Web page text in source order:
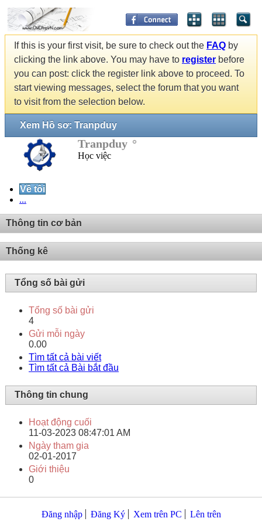
If this is your first visit, be sure to check out the FAQ by
clicking the link above. You may have to register before
you can post: click the register link above to proceed. To
start viewing messages, select the forum that you want
to visit from the selection below.
Xem Hồ sơ: Tranpduy
Tranpduy
Học việc
Về tôi
...
Thông tin cơ bản
Thống kê
Tổng số bài gửi
Tổng số bài gửi
4
Gửi mỗi ngày
0.00
Tìm tất cả bài viết
Tìm tất cả Bài bắt đầu
Thông tin chung
Hoạt động cuối
11-03-2023 08:47:01 AM
Ngày tham gia
02-01-2017
Giới thiệu
0
Đăng nhập Đăng Ký Xem trên PC Lên trên